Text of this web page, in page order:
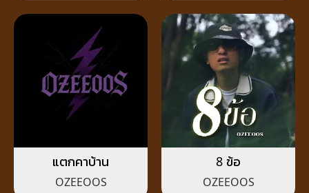
แตกคาบ้าน
OZEEOOS
8 ข้อ
OZEEOOS